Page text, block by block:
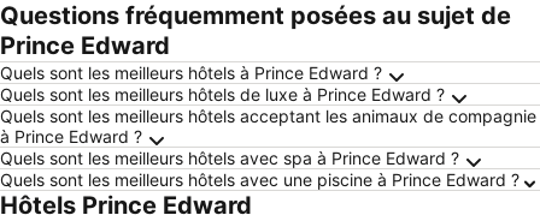
Questions fréquemment posées au sujet de
Prince Edward
Quels sont les meilleurs hôtels à Prince Edward ?
Quels sont les meilleurs hôtels de luxe à Prince Edward ?
Quels sont les meilleurs hôtels acceptant les animaux de compagnie
à Prince Edward ?
Quels sont les meilleurs hôtels avec spa à Prince Edward ?
Quels sont les meilleurs hôtels avec une piscine à Prince Edward ?
Hôtels Prince Edward